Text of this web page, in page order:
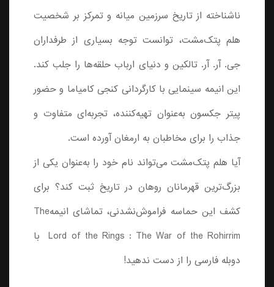
ناشناخته از تاریخ سرزمین میانه و تمرکز بر شخصیت
هلم پتک‌مشت، توانست توجه بسیاری از طرفداران
جی. آر. آر. تالکین و دنیای ارباب حلقه‌ها را جلب کند.
این انیمه سینمایی با کارگردانی کنجی کامیاما و حضور
پیتر جکسون به‌عنوان تهیه‌کننده، تجربه‌ای متفاوت و
جذاب را برای مخاطبان به ارمغان آورده است.
آیا هلم پتک‌مشت می‌تواند نام خود را به‌عنوان یکی از
بزرگ‌ترین قهرمانان روهان در تاریخ ثبت کند؟ برای
کشف این حماسه فراموش‌نشدنی، ‌‌تماشای انیمهThe
Lord of the Rings : The War of the Rohirrim ‌ با
دوبله فارسی را از دست ندهید!